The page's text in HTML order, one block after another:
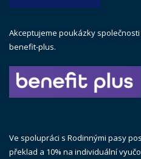
Akceptujeme poukázky
benefit-plus.
Ve spolupráci s Rodinnými pasy
překlad a 10% na individuální